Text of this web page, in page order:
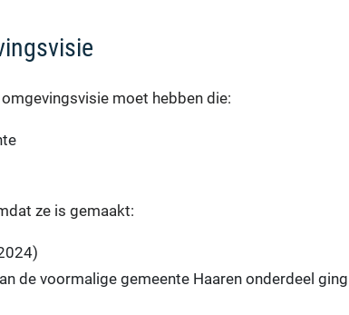
moet hebben die:
ze is gemaakt:
de voormalige gemeente Haaren onderdeel ging